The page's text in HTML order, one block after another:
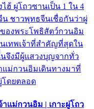
ฮ้ ผู่โถวซานเป็น 1 ใน 4
ชาวพุทธจีนเชื่อกันว่าผู่
องพระโพธิสัตว์กวนอิม
เทพเจ้าที่สำคัญที่สุดใน
จึงมีผู้แสวงบุญจากทั่ว
แม่กวนอิมเดินทางมาที่
โดยตลอด
แม่กวนอิม | เกาะผู่โถว